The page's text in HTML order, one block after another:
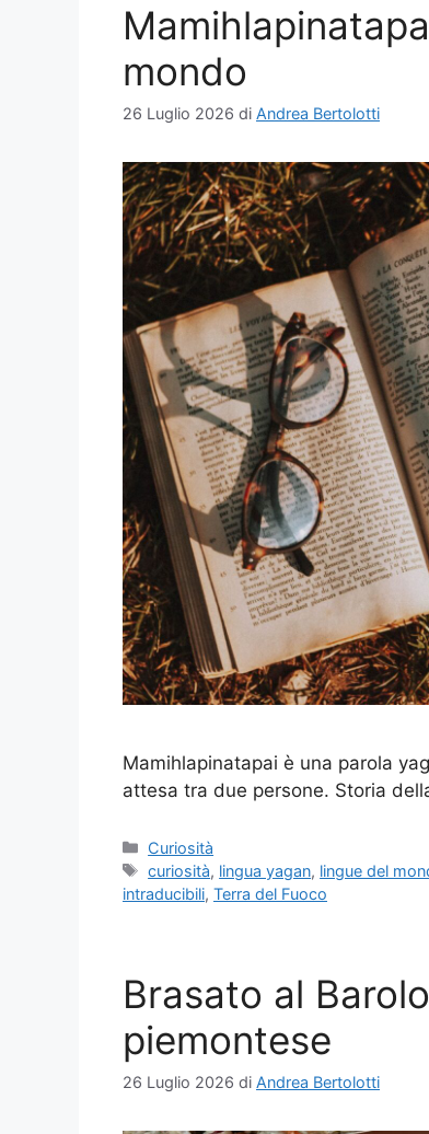
mondo
26 Luglio 2026 di Andrea Bertolotti
Mamihlapinatapai è una parola
attesa tra due persone. Storia
Categorie
Curiosità
Tag
curiosità, lingua yagan, lingue del
intraducibili, Terra del Fuoco
Brasato al
piemontese
26 Luglio 2026 di Andrea Bertolotti